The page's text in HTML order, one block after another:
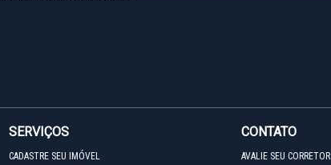
SERVIÇOS
CADASTRE SEU IMÓVEL
CONTATO
AVALIE SEU CORRETOR